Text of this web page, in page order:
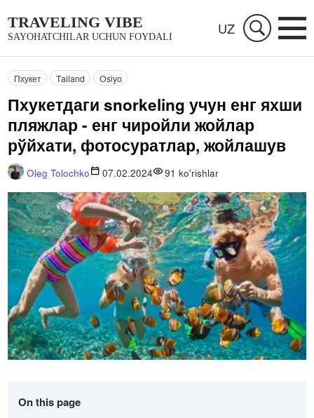
TRAVELING VIBE
SAYOHATCHILAR UCHUN FOYDALI UZ
Пхукет Tailand Osiyo
Пхукетдаги snorkeling учун енг яхши
пляжлар - енг чиройли жойлар
рўйхати, фотосуратлар, жойлашув
Oleg Tolochko 07.02.2024 91 ko'rishlar
On this page